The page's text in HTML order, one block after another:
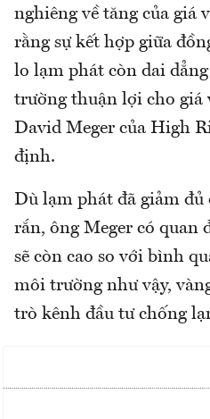
nghiêng về tăng của giá
rằng sự kết hợp giữa
lo lạm phát còn dai
trường thuận lợi cho giá
David Meger của High
định.
Dù lạm phát đã giảm đủ
rắn, ông Meger có quan
sẽ còn cao so với bình
môi trường như vậy,
trò kênh đầu tư chống